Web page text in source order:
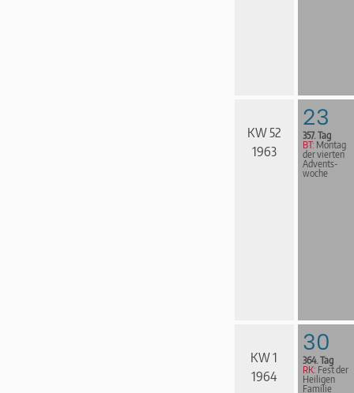
KW 52
1963
23
357. Tag
BT: Montag
der vierten
Advents­
woche
KW 1
1964
30
364. Tag
RK: Fest der
Heiligen
Familie